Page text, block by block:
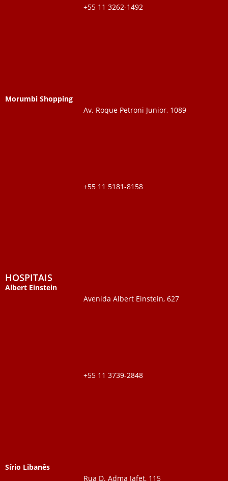
+55 11 3262-1492
Morumbi Shopping
Av. Roque Petroni Junior, 1089
+55 11 5181-8158
HOSPITAIS
Albert Einstein
Avenida Albert Einstein, 627
+55 11 3739-2848
Sírio Libanês
Rua D. Adma Jafet, 115